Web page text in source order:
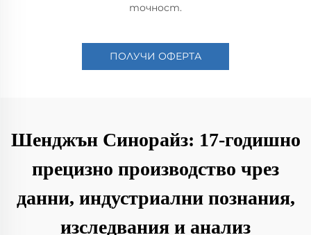
точност.
ПОЛУЧИ ОФЕРТА
Шенджън Синорайз: 17-годишно
прецизно производство чрез
данни, индустриални познания,
изследвания и анализ